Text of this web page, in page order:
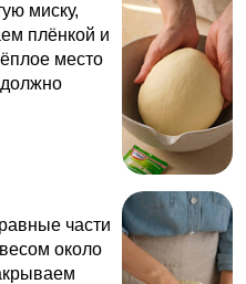
миску,
плёнкой и
место
должно
части
около